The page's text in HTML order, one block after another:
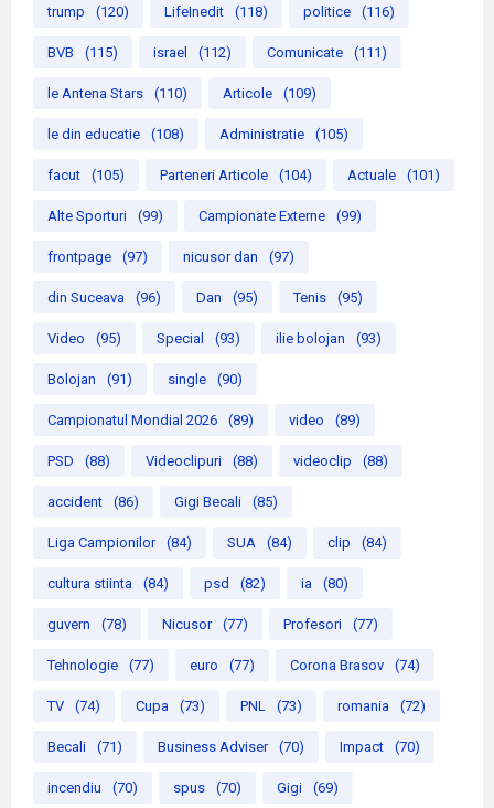
trump (120) LifeInedit (118) politice (116)
BVB (115) israel (112) Comunicate (111)
le Antena Stars (110) Articole (109)
le din educatie (108) Administratie (105)
facut (105) Parteneri Articole (104) Actuale (101)
Alte Sporturi (99) Campionate Externe (99)
frontpage (97) nicusor dan (97)
din Suceava (96) Dan (95) Tenis (95)
Video (95) Special (93) ilie bolojan (93)
Bolojan (91) single (90)
Campionatul Mondial 2026 (89) video (89)
PSD (88) Videoclipuri (88) videoclip (88)
accident (86) Gigi Becali (85)
Liga Campionilor (84) SUA (84) clip (84)
cultura stiinta (84) psd (82) ia (80)
guvern (78) Nicusor (77) Profesori (77)
Tehnologie (77) euro (77) Corona Brasov (74)
TV (74) Cupa (73) PNL (73) romania (72)
Becali (71) Business Adviser (70) Impact (70)
incendiu (70) spus (70) Gigi (69)